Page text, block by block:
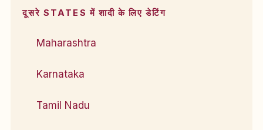
दूसरे STATES में शादी के लिए डेटिंग
Maharashtra
Karnataka
Tamil Nadu